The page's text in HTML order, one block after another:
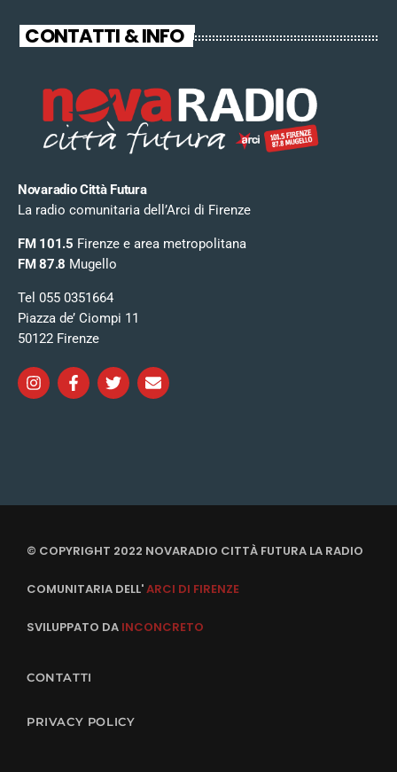
CONTATTI & INFO
Novaradio Città Futura
La radio comunitaria dell’Arci di Firenze
FM 101.5 Firenze e area metropolitana
FM 87.8 Mugello
Tel 055 0351664
Piazza de’ Ciompi 11
50122 Firenze
© COPYRIGHT 2022 NOVARADIO CITTÀ FUTURA LA RADIO
COMUNITARIA DELL'ARCI DI FIRENZE
SVILUPPATO DA INCONCRETO
CONTATTI
PRIVACY POLICY